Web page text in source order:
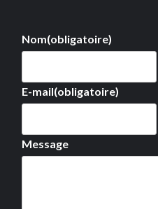
Nom(obligatoire)
E-mail(obligatoire)
Message